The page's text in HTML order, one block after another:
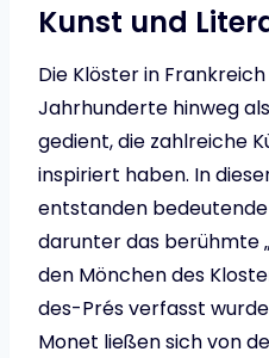
Kunst und
Die Klöster in
Jahrhunderte hinweg
gedient, die zahlreiche
inspiriert haben. In
entstanden
darunter das berühmte
den Mönchen des
des-Prés verfasst
Monet ließen sich von